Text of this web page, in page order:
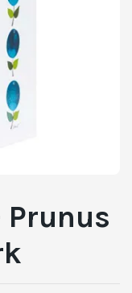
Prunus